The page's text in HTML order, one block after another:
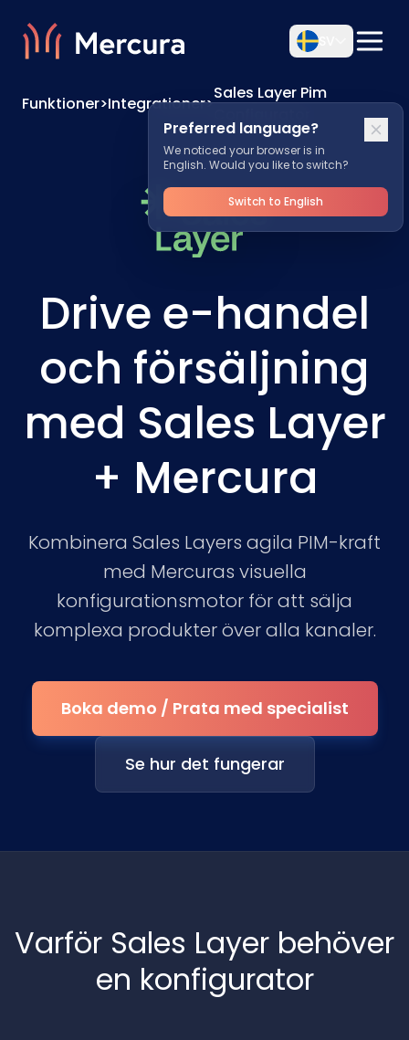
Preferred language?
We noticed your browser is in
English. Would you like to switch?
Switch to English
Funktioner>Integrationer>
Sales Layer Pim
Drive e-handel
och försäljning
med Sales Layer
+ Mercura
Kombinera Sales Layers agila PIM-kraft
med Mercuras visuella
konfigurationsmotor för att sälja
komplexa produkter över alla kanaler.
Boka demo / Prata med specialist
Se hur det fungerar
Varför Sales Layer behöver
en konfigurator